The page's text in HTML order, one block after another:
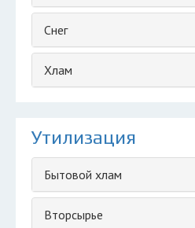
Снег
Хлам
Утилизация
Бытовой хлам
Вторсырье